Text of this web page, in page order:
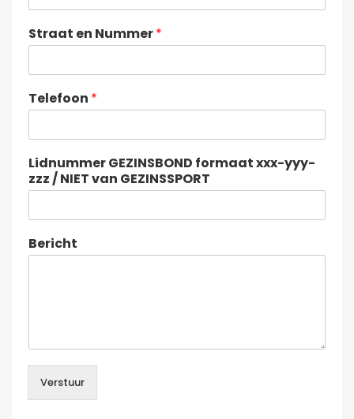
Straat en Nummer*
Telefoon *
Lidnummer GEZINSBOND formaat xxx-yyy-
zzz / NIET van GEZINSSPORT
Bericht
Verstuur